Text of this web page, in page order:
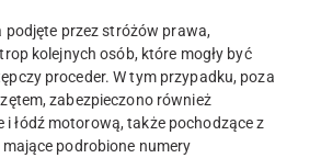
podjęte przez stróżów prawa,
kolejnych osób, które mogły być
proceder. W tym przypadku, poza
zabezpieczono również
łódź motorową, także pochodzące z
podrobione numery